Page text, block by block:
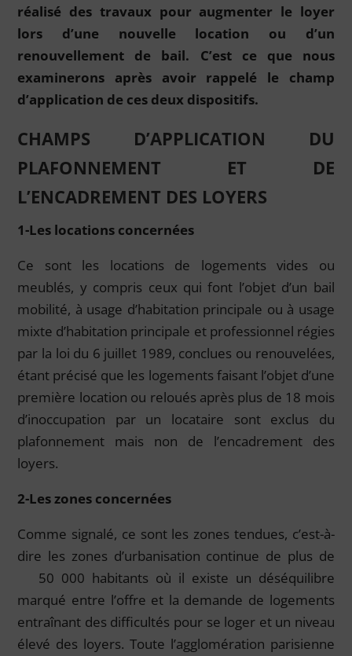
réalisé des travaux pour augmenter le loyer
lors d’une nouvelle location ou d’un
renouvellement de bail. C’est ce que nous
examinerons après avoir rappelé le champ
d’application de ces deux dispositifs.
CHAMPS D’APPLICATION DU
PLAFONNEMENT ET DE
L’ENCADREMENT DES LOYERS
1-Les locations concernées
Ce sont les locations de logements vides ou
meublés, y compris ceux qui font l’objet d’un bail
mobilité, à usage d’habitation principale ou à usage
mixte d’habitation principale et professionnel régies
par la loi du 6 juillet 1989, conclues ou renouvelées,
étant précisé que les logements faisant l’objet d’une
première location ou reloués après plus de 18 mois
d’inoccupation par un locataire sont exclus du
plafonnement mais non de l’encadrement des
loyers.
2-Les zones concernées
Comme signalé, ce sont les zones tendues, c’est-à-
dire les zones d’urbanisation continue de plus de
50 000 habitants où il existe un déséquilibre
marqué entre l’offre et la demande de logements
entraînant des difficultés pour se loger et un niveau
élevé des loyers. Toute l’agglomération parisienne